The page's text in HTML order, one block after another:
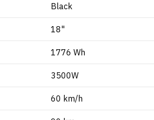
Black
18"
1776 Wh
3500W
60 km/h